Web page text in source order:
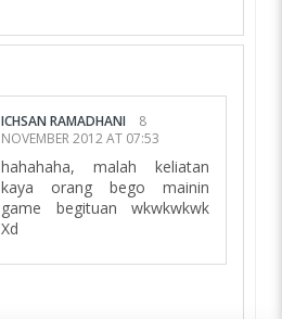
ICHSAN RAMADHANI
8
NOVEMBER 2012 AT 07:53
hahahaha, malah keliatan
kaya orang bego mainin
game begituan wkwkwkwk
Xd